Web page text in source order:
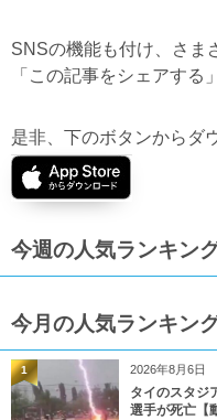
SNSの機能も付け、さま
「この記事をシェアする
是非、下のボタンからダ
今週の人気ランキン
今月の人気ランキン
2026年8月6日
タイのスタジ
選手が死亡【
1